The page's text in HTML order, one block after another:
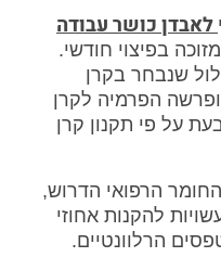
לאבדן כושר עבודה
בפיצוי חודשי.
שנבחר בקרן
הפרמיה לקרן
על פי תקנון קרן
הרפואי הדרוש,
להקנות אחוזי
הרלוונטיים.